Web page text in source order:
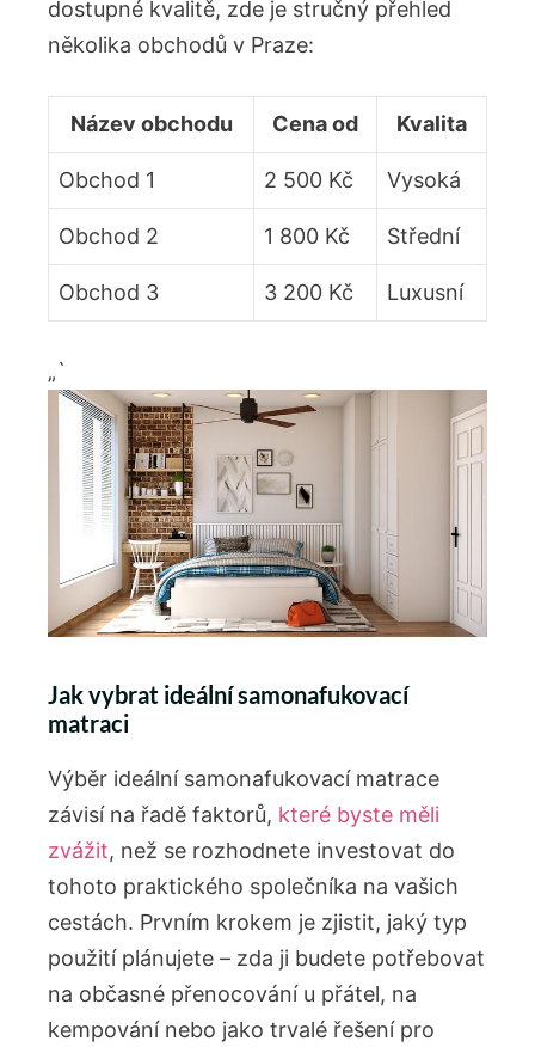
dostupné kvalitě, zde je stručný přehled
několika obchodů v Praze:
Název obchodu Cena od Kvalita
Obchod 1 2 500 Kč Vysoká
Obchod 2 1 800 Kč Střední
Obchod 3 3 200 Kč Luxusní
„`
Jak vybrat ideální samonafukovací
matraci
Výběr ideální samonafukovací matrace
závisí na řadě faktorů, které byste měli
zvážit, než se rozhodnete investovat do
tohoto praktického společníka na vašich
cestách. Prvním krokem je zjistit, jaký typ
použití plánujete – zda ji budete potřebovat
na občasné přenocování u přátel, na
kempování nebo jako trvalé řešení pro